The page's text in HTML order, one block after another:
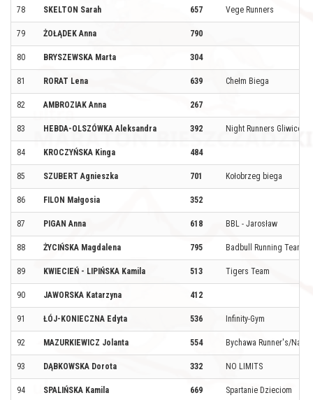
78 SKELTON Sarah 657 Vege Runners
79 ŻOŁĄDEK Anna 790
80 BRYSZEWSKA Marta 304
81 RORAT Lena 639 Chełm Biega
82 AMBROZIAK Anna 267
83 HEBDA-OLSZÓWKA Aleksandra 392 Night Runners Gliwice
84 KROCZYŃSKA Kinga 484
85 SZUBERT Agnieszka 701 Kołobrzeg biega
86 FILON Małgosia 352
87 PIGAN Anna 618 BBL - Jarosław
88 ŻYCIŃSKA Magdalena 795 Badbull Running Team
89 KWIECIEŃ - LIPIŃSKA Kamila 513 Tigers Team
90 JAWORSKA Katarzyna 412
91 ŁÓJ-KONIECZNA Edyta 536 Infinity-Gym
92 MAZURKIEWICZ Jolanta 554 Bychawa Runner's/
93 DĄBKOWSKA Dorota 332 NO LIMITS
94 SPALIŃSKA Kamila 669 Spartanie Dzieciom